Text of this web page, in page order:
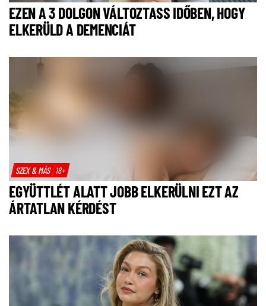
EZEN A 3 DOLGON VÁLTOZTASS IDŐBEN, HOGY
ELKERÜLD A DEMENCIÁT
SZEX & MÁS 18+
EGYÜTTLÉT ALATT JOBB ELKERÜLNI EZT AZ
ÁRTATLAN KÉRDÉST